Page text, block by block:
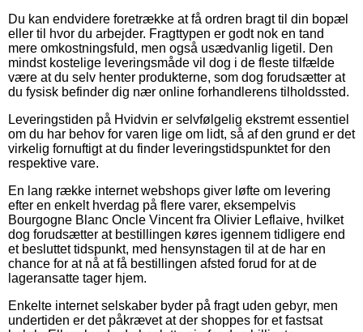
Du kan endvidere foretrække at få ordren bragt til din bopæl
eller til hvor du arbejder. Fragttypen er godt nok en tand
mere omkostningsfuld, men også usædvanlig ligetil. Den
mindst kostelige leveringsmåde vil dog i de fleste tilfælde
være at du selv henter produkterne, som dog forudsætter at
du fysisk befinder dig nær online forhandlerens tilholdssted.
Leveringstiden på Hvidvin er selvfølgelig ekstremt essentiel
om du har behov for varen lige om lidt, så af den grund er det
virkelig fornuftigt at du finder leveringstidspunktet for den
respektive vare.
En lang række internet webshops giver løfte om levering
efter en enkelt hverdag på flere varer, eksempelvis
Bourgogne Blanc Oncle Vincent fra Olivier Leflaive, hvilket
dog forudsætter at bestillingen køres igennem tidligere end
et besluttet tidspunkt, med hensynstagen til at de har en
chance for at nå at få bestillingen afsted forud for at de
lageransatte tager hjem.
Enkelte internet selskaber byder på fragt uden gebyr, men
undertiden er det påkrævet at der shoppes for et fastsat